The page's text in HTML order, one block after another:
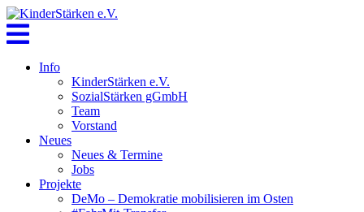
Skip
to
content
Info
KinderStärken e.V.
SozialStärken gGmbH
Team
Vorstand
Neues
Neues & Termine
Jobs
Projekte
DeMo – Demokratie mobilisieren im Osten